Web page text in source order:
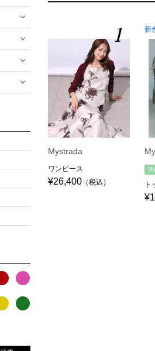
1
Mystrada
ワンピース
¥26,400 （税込）
新
ト